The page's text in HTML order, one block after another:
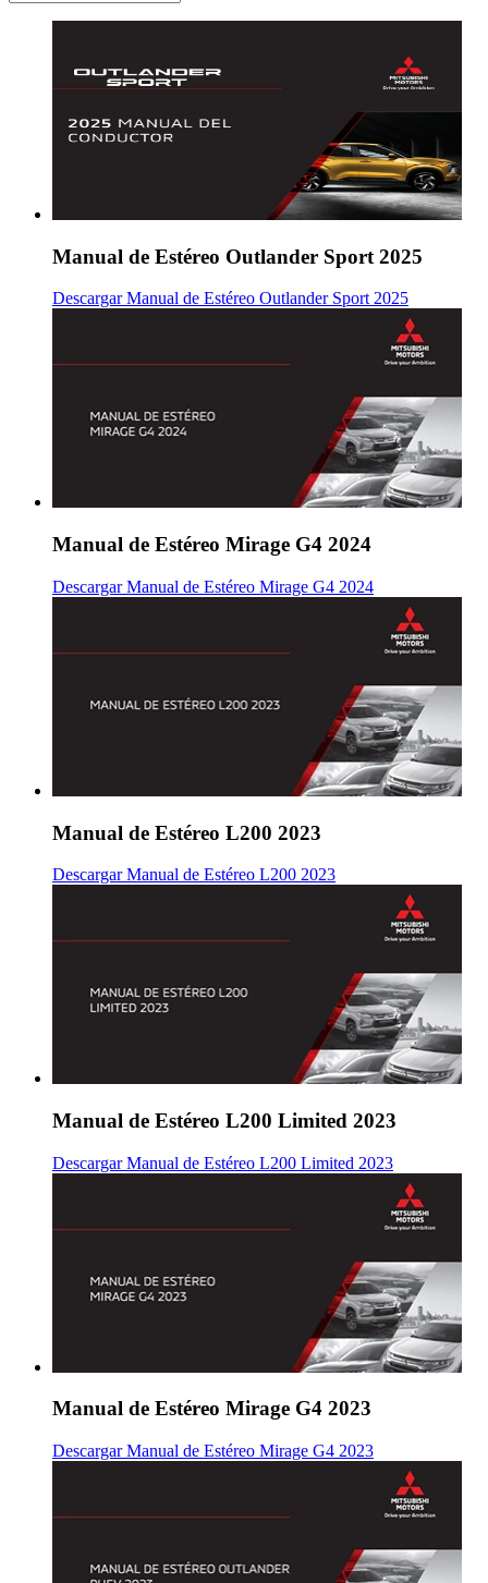
Manual de Estéreo Outlander Sport 2025
Descargar Manual de Estéreo Outlander Sport 2025
Manual de Estéreo Mirage G4 2024
Descargar Manual de Estéreo Mirage G4 2024
Manual de Estéreo L200 2023
Descargar Manual de Estéreo L200 2023
Manual de Estéreo L200 Limited 2023
Descargar Manual de Estéreo L200 Limited 2023
Manual de Estéreo Mirage G4 2023
Descargar Manual de Estéreo Mirage G4 2023